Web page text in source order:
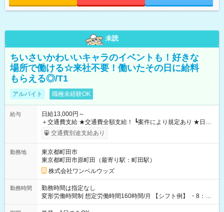
未読
ちいさいかわいいキャラのイベントも！好きな
場所で働ける☆来社不要！働いたその日に給料
もらえる◎/T1
アルバイト 職種未経験OK
給与
日給13,000円～
＋交通費支給 ★交通費全額支給！ ┗案件により規定あり ★日払
いOK！（規定あり） ┗働いたその日に現金GET♪ お仕事後はコ
ンビニATMから 日払い分を引き落とせます！ 【試用期間】試
交通費別途支給あり
勤務地
東京都町田市
東京都町田市原町田（最寄り駅：町田駅）
株式会社ワンベルウッズ
勤務時間
勤務時間は指定なし
変形労働時間制 想定労働時間160時間/月 【シフト例】 ・8：00
～21：00